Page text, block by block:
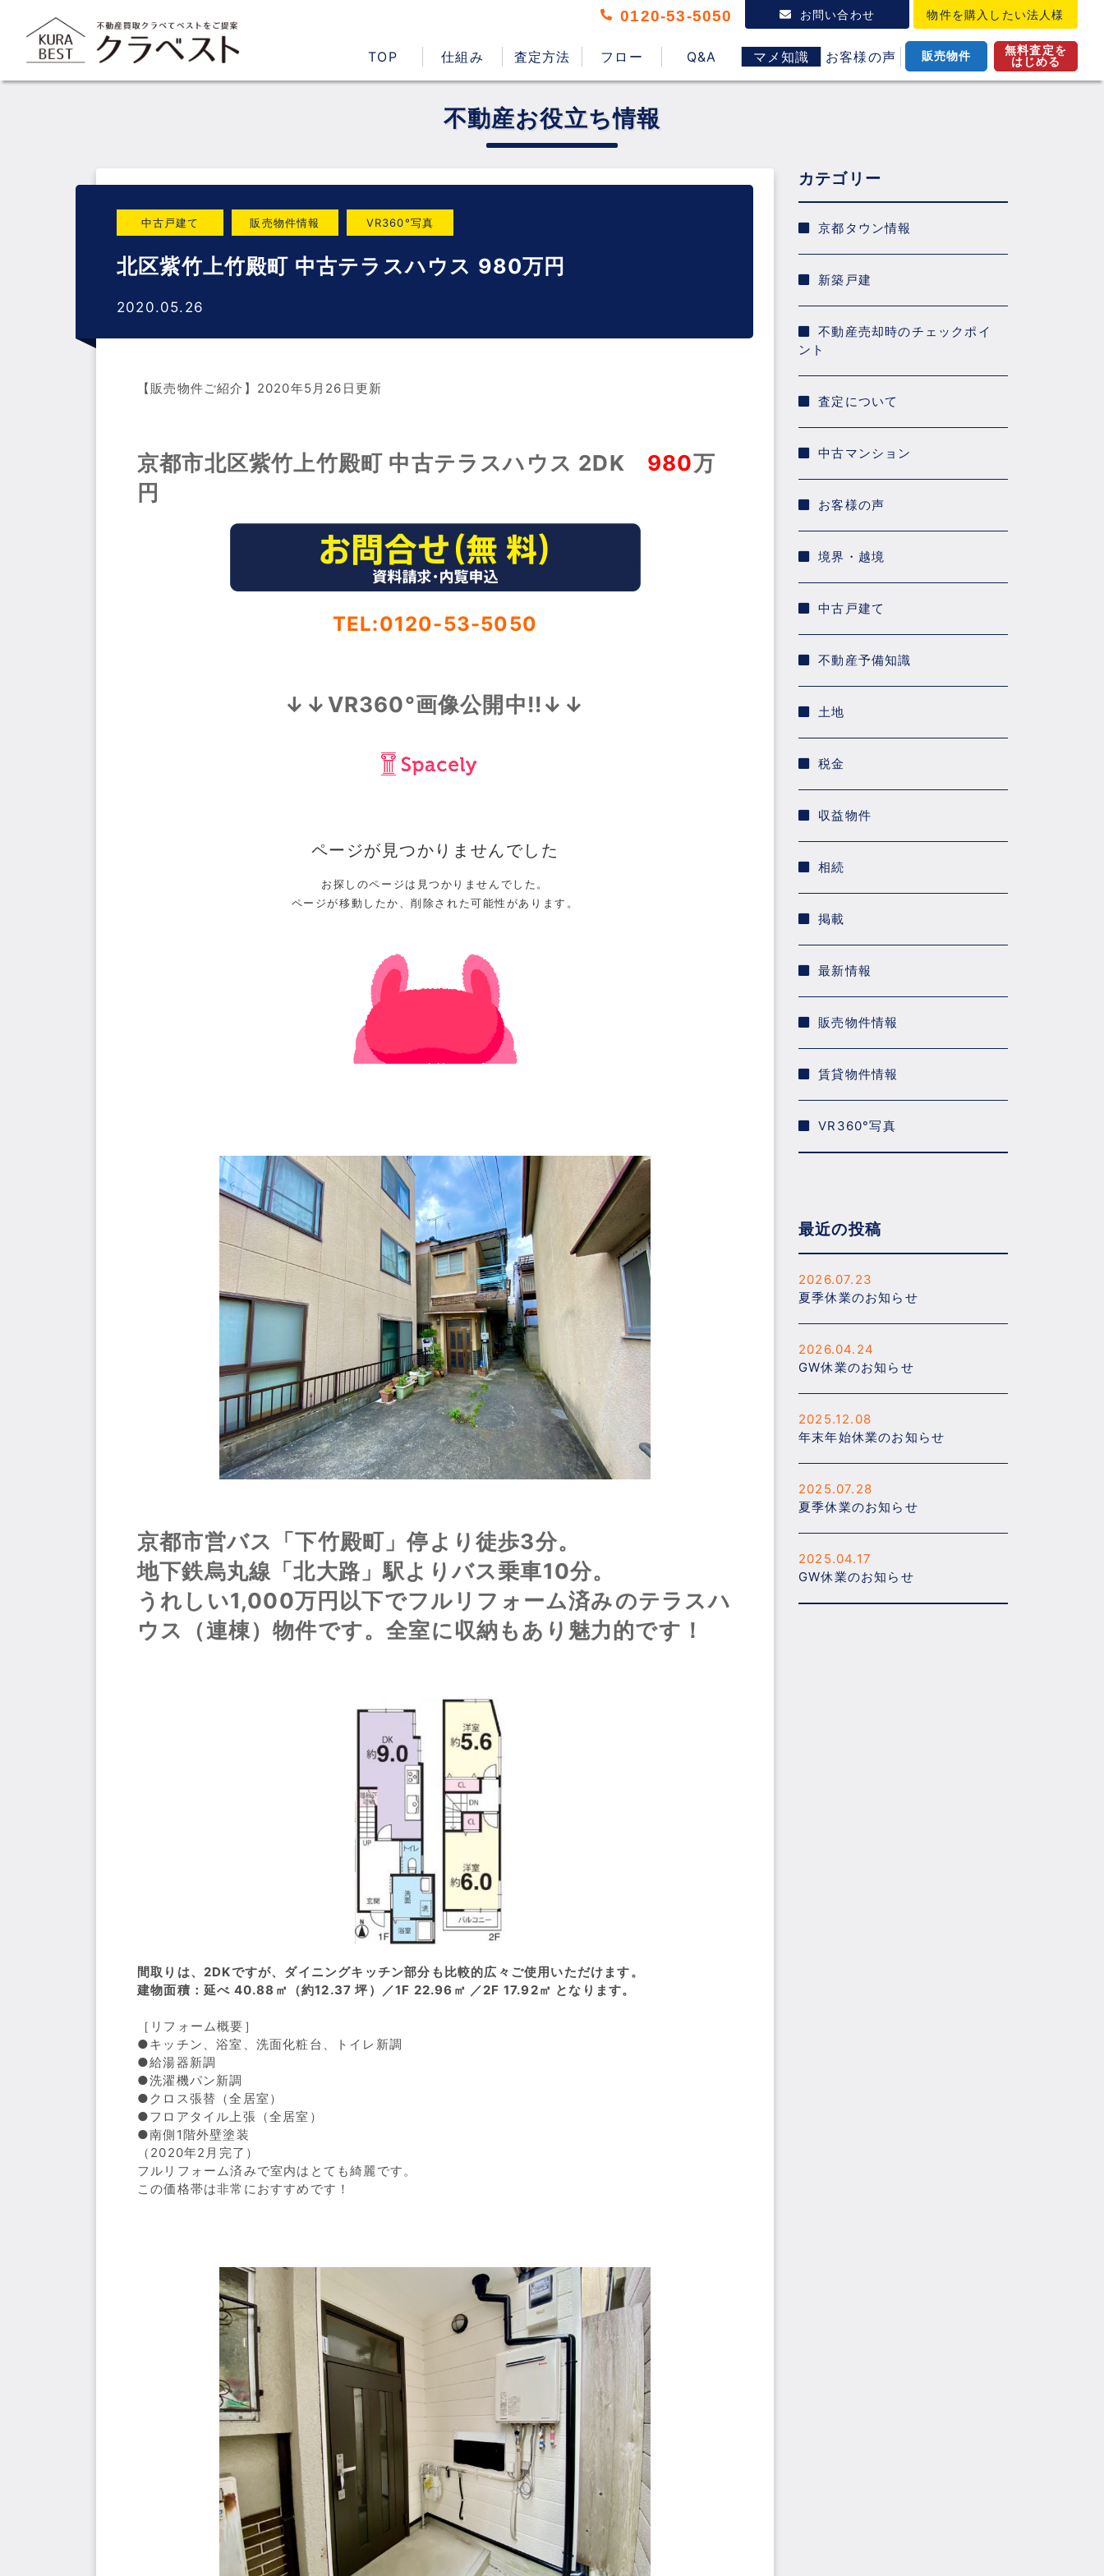
0120-53-5050 お問い合わせ 物件を購入したい法人様
販売物件
無料査定を
はじめる
TOP 仕組み 査定方法 フロー Q&A マメ知識 お客様の声
ツ
不動産お役立ち情報
中古戸建て 販売物件情報 VR360°写真
北区紫竹上竹殿町 中古テラスハウス 980万円
2020.05.26
【販売物件ご紹介】2020年5月26日更新
京都市北区紫竹上竹殿町 中古テラスハウス 2DK 980万
円
TEL:0120-53-5050
↓↓VR360°画像公開中!!↓↓
京都市営バス「下竹殿町」停より徒歩3分。
地下鉄烏丸線「北大路」駅よりバス乗車10分。
うれしい1,000万円以下でフルリフォーム済みのテラスハ
ウス（連棟）物件です。全室に収納もあり魅力的です！
間取りは、2DKですが、ダイニングキッチン部分も比較的広々ご使用いただけます。
建物面積：延べ 40.88㎡（約12.37 坪）／1F 22.96㎡ ／2F 17.92㎡ となります。
［リフォーム概要］
●キッチン、浴室、洗面化粧台、トイレ新調
●給湯器新調
●洗濯機パン新調
●クロス張替（全居室）
●フロアタイル上張（全居室）
●南側1階外壁塗装
（2020年2月完了）
フルリフォーム済みで室内はとても綺麗です。
この価格帯は非常におすすめです！
カテゴリー
京都タウン情報
新築戸建
不動産売却時のチェックポイ
ント
査定について
中古マンション
お客様の声
境界・越境
中古戸建て
不動産予備知識
土地
税金
収益物件
相続
掲載
最新情報
販売物件情報
賃貸物件情報
VR360°写真
最近の投稿
2026.07.23
夏季休業のお知らせ
2026.04.24
GW休業のお知らせ
2025.12.08
年末年始休業のお知らせ
2025.07.28
夏季休業のお知らせ
2025.04.17
GW休業のお知らせ